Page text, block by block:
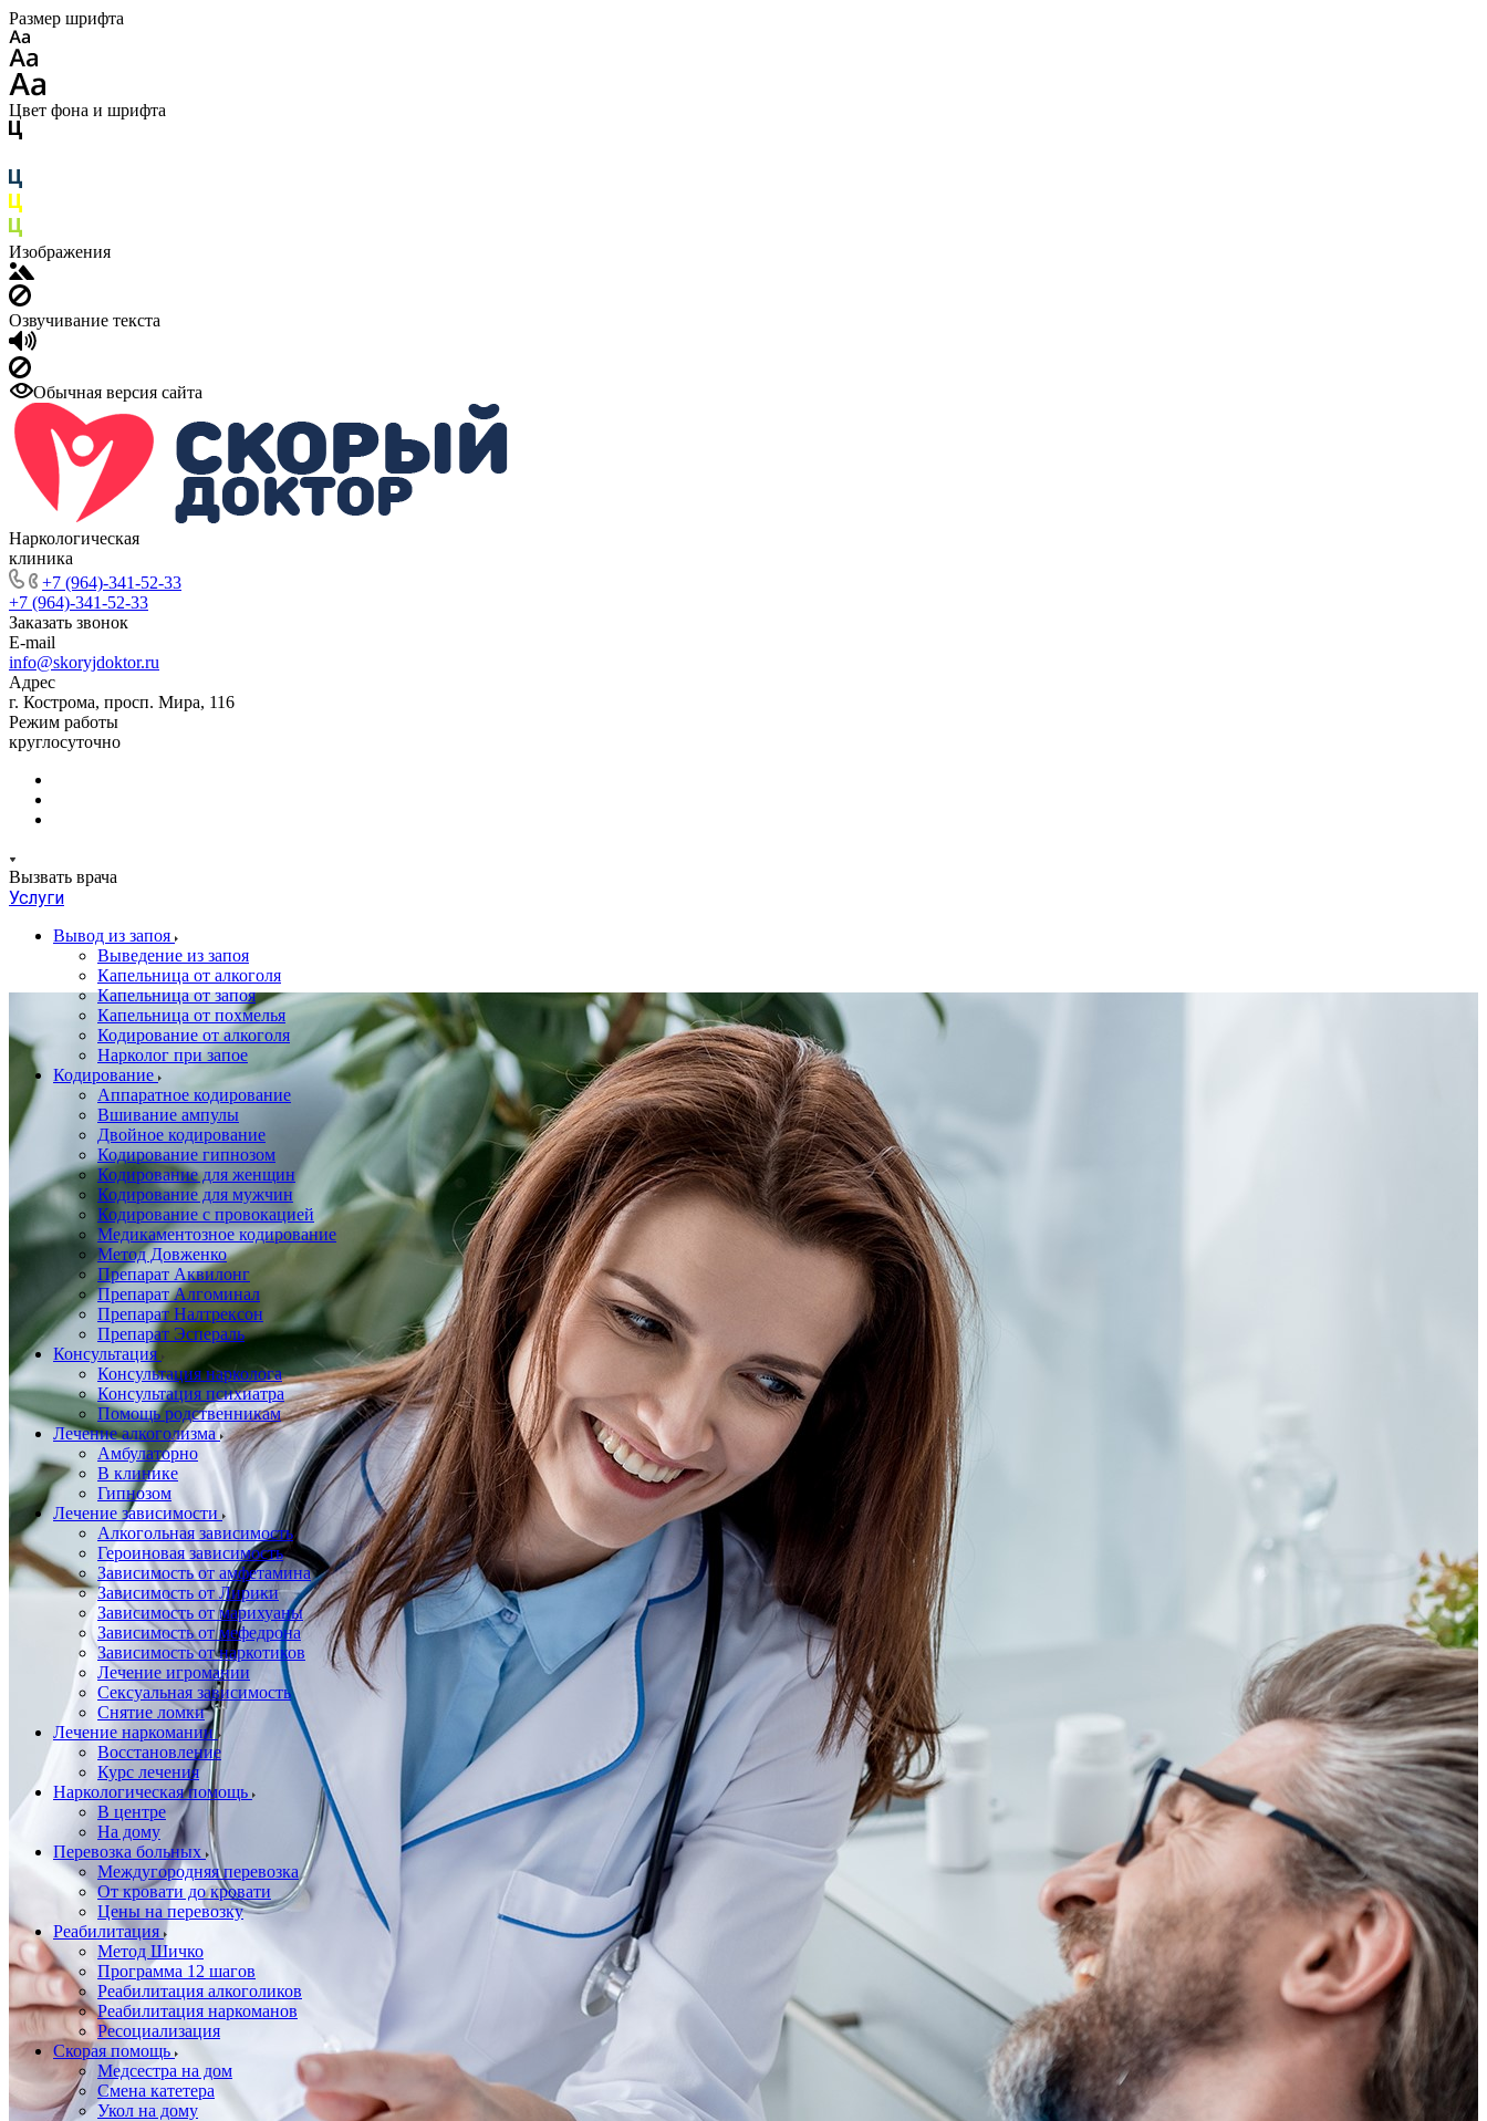
Размер шрифта
Цвет фона и шрифта
Изображения
Озвучивание текста
Обычная версия сайта
Наркологическая
клиника
+7 (964)-341-52-33
+7 (964)-341-52-33
Заказать звонок
E-mail
info@skoryjdoktor.ru
Адрес
г. Кострома, просп. Мира, 116
Режим работы
круглосуточно
Вызвать врача
Услуги
Вывод из запоя
Выведение из запоя
Капельница от алкоголя
Капельница от запоя
Капельница от похмелья
Кодирование от алкоголя
Нарколог при запое
Кодирование
Аппаратное кодирование
Вшивание ампулы
Двойное кодирование
Кодирование гипнозом
Кодирование для женщин
Кодирование для мужчин
Кодирование с провокацией
Медикаментозное кодирование
Метод Довженко
Препарат Аквилонг
Препарат Алгоминал
Препарат Налтрексон
Препарат Эспераль
Консультация
Консультация нарколога
Консультация психиатра
Помощь родственникам
Лечение алкоголизма
Амбулаторно
В клинике
Гипнозом
Лечение зависимости
Алкогольная зависимость
Героиновая зависимость
Зависимость от амфетамина
Зависимость от Лирики
Зависимость от марихуаны
Зависимость от мефедрона
Зависимость от наркотиков
Лечение игромании
Сексуальная зависимость
Снятие ломки
Лечение наркомании
Восстановление
Курс лечения
Наркологическая помощь
В центре
На дому
Перевозка больных
Междугородняя перевозка
От кровати до кровати
Цены на перевозку
Реабилитация
Метод Шичко
Программа 12 шагов
Реабилитация алкоголиков
Реабилитация наркоманов
Ресоциализация
Скорая помощь
Медсестра на дом
Смена катетера
Укол на дому